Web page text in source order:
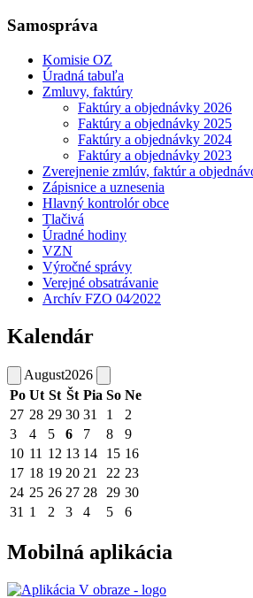
Samospráva
Komisie OZ
Úradná tabuľa
Zmluvy, faktúry
Faktúry a objednávky 2026
Faktúry a objednávky 2025
Faktúry a objednávky 2024
Faktúry a objednávky 2023
Zverejnenie zmlúv, faktúr a
Zápisnice a uznesenia
Hlavný kontrolór obce
Tlačivá
Úradné hodiny
VZN
Výročné správy
Verejné obsatrávanie
Archív FZO 04⁄2022
Kalendár
August2026
Po Ut St Št Pia So Ne
27 28 29 30 31 1
2
3
4 5 6 7 8
9
10 11 12 13 14 15 16
17 18 19 20 21 22 23
24 25 26 27 28 29 30
31 1 2 3 4 5 6
Mobilná aplikácia